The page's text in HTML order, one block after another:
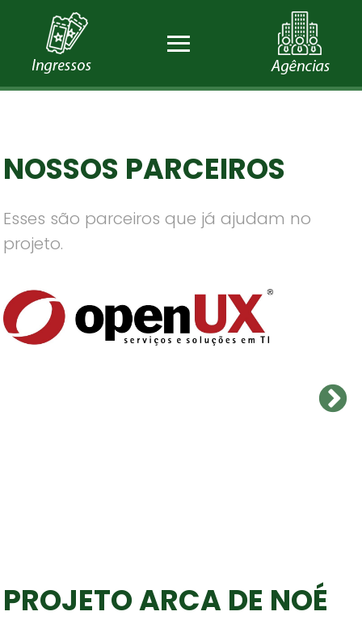
≡
NOSSOS PARCEIROS
Esses são parceiros que já ajudam no
projeto.
PROJETO ARCA DE NOÉ